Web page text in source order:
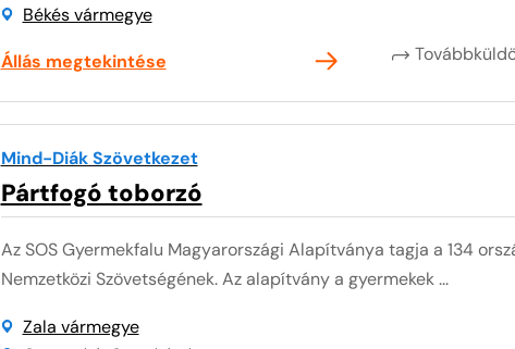
Békés vármegye
Állás megtekintése
Mind-Diák Szövetkezet
Pártfogó toborzó
Az SOS Gyermekfalu Magyarországi Alapítványa tagja a 134
Nemzetközi Szövetségének. Az alapítvány a gyermekek ...
Zala vármegye